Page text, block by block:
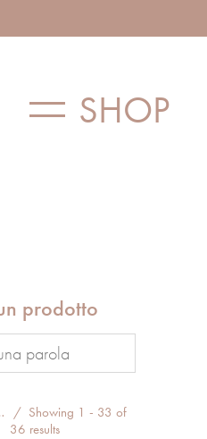
SHOP
prodotto
Showing 1 - 33 of
36 results